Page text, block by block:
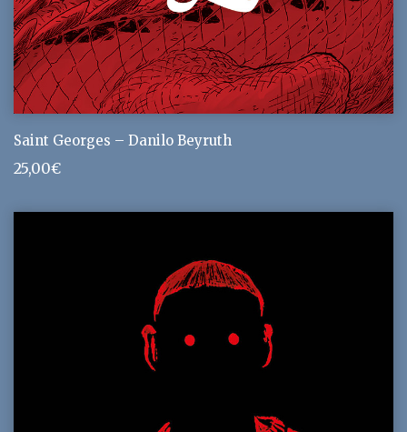
Saint Georges – Danilo Beyruth
25,00€